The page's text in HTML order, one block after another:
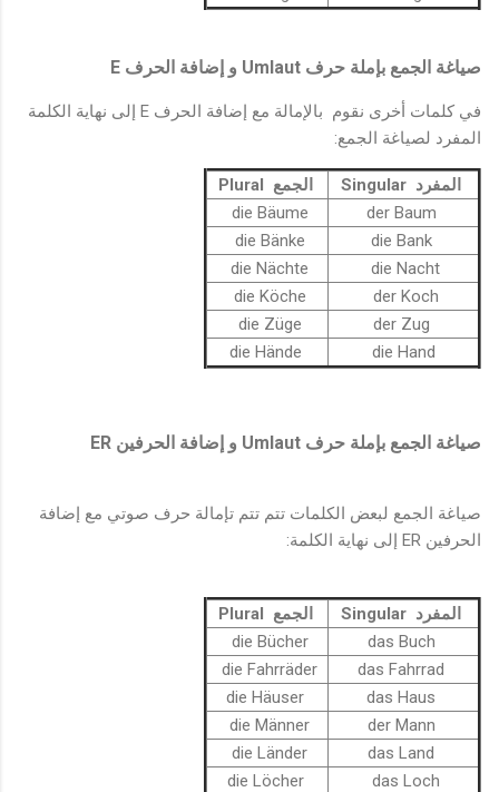
صياغة الجمع بإملة حرف Umlaut و إضافة الحرف E
في كلمات أخرى نقوم بالإمالة مع إضافة الحرف E إلى نهاية الكلمة
المفرد لصياغة الجمع:
المفرد Singular
الجمع Plural
die Bäume
die Bank
die Bänke
die Nacht
die Nächte
der Koch
die Köche
die Züge
die Hand
صياغة الجمع بإملة حرف Umlaut و إضافة الحرفين ER
صياغة الجمع لبعض الكلمات تتم تتم تإمالة حرف صوتي مع إضافة
الحرفين ER إلى نهاية الكلمة:
المفرد Singular
الجمع Plural
die Bücher
die Fahrräder
die Männer
die Länder
das Loch
die Löcher